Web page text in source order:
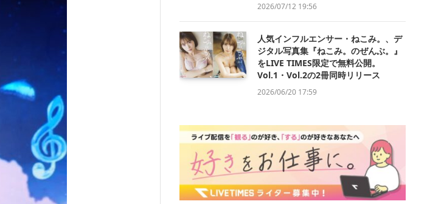
2026/07/12 19:56
人気インフルエンサー・ねこみ。、デ
ジタル写真集『ねこみ。のぜんぶ。』
をLIVE TIMES限定で無料公開。
Vol.1・Vol.2の2冊同時リリース
2026/06/20 17:59